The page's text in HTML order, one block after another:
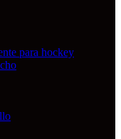
para hockey